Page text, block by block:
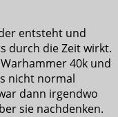
entsteht und
durch die Zeit wirkt.
40k und
nicht normal
dann irgendwo
sie nachdenken.